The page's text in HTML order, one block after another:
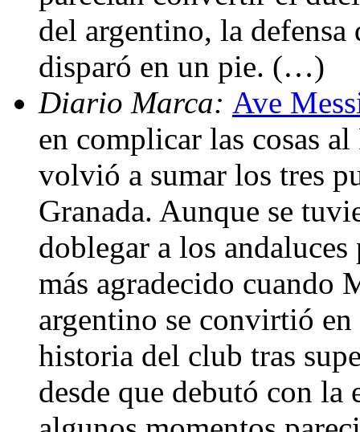
del argentino, la defensa
disparó en un pie. (…)
Diario Marca: Ave
en complicar las cosas
volvió a sumar los tres
Granada. Aunque se
doblegar a los
más agradecido cuando
argentino se convirtió
historia del club tras
desde que debutó con la